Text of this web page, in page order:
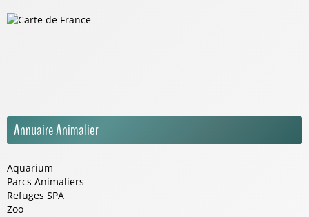
Annuaire Animalier
Aquarium
Parcs Animaliers
Refuges SPA
Zoo